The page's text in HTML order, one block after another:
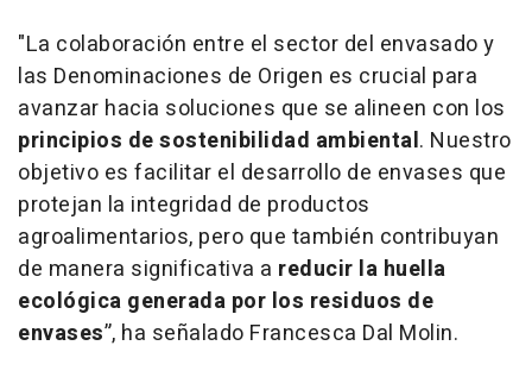
"La colaboración entre el sector del envasado y
las Denominaciones de Origen es crucial para
avanzar hacia soluciones que se alineen con los
principios de sostenibilidad ambiental. Nuestro
objetivo es facilitar el desarrollo de envases que
protejan la integridad de productos
agroalimentarios, pero que también contribuyan
de manera significativa a reducir la huella
ecológica generada por los residuos de
envases”, ha señalado Francesca Dal Molin.